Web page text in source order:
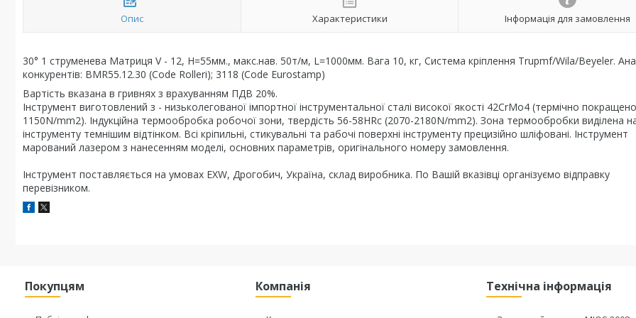
Опис Характеристики Інформація для замовлення
30° 1 струменева Матриця V - 12, H=55мм., макс.нав. 50т/м, L=1000мм. Вага 10, кг, Система кріплення Trupmf/Wila/Beyeler.
конкурентів: BMR55.12.30 (Code Rolleri); 3118 (Code Eurostamp)
Вартість вказана в гривнях з врахуванням ПДВ 20%.
Інструмент виготовлений з - низьколегованої імпортної інструментальної сталі високої якості 42CrMo4 (термічно
1150N/mm2). Індукційна термообробка робочої зони, твердість 56-58HRc (2070-2180N/mm2). Зона термообробки виділена на
інструменту темнішим відтінком. Всі кріпильні, стикувальні та рабочі поверхні інструменту прецизійно шліфовані. Інструмент
марований лазером з нанесенням моделі, основних параметрів, оригінального номеру замовлення.
Інструмент поставляється на умовах EXW, Дрогобич, Україна, склад виробника. По Вашій вказівці організуємо відправку
перевізником.
Покупцям Компанія Технічна інформація